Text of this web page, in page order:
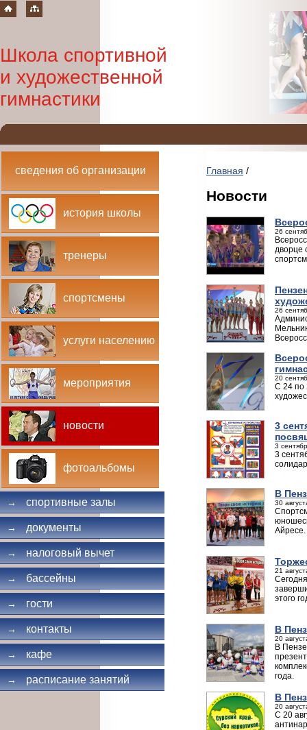
Школа спортивной
и художественной
гимнастики
сведения об организации
история школы
тренеры
спортсмены
услуги населению
мероприятия
новости
фотоальбомы
→ спортивные залы
→ документы
→ налоговый вычет
→ бассейны
→ гости
→ контакты
→ кафе
→ расписание занятий
Главная /
Новости
26
дворце
26
20
С 24 по
3
3
3
В
30
Айресе.
21
этого
В
20
В
года.
В
20
С 20